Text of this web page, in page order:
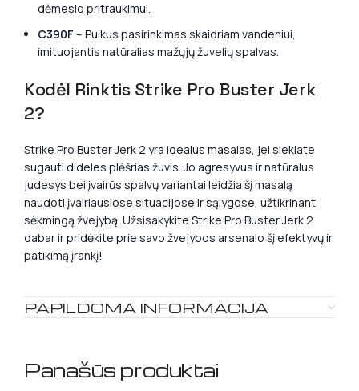
dėmesio pritraukimui.
C390F – Puikus pasirinkimas skaidriam vandeniui,
imituojantis natūralias mažųjų žuvelių spalvas.
Kodėl Rinktis Strike Pro Buster Jerk
2?
Strike Pro Buster Jerk 2 yra idealus masalas, jei siekiate
sugauti dideles plėšrias žuvis. Jo agresyvus ir natūralus
judesys bei įvairūs spalvų variantai leidžia šį masalą
naudoti įvairiausiose situacijose ir sąlygose, užtikrinant
sėkmingą žvejybą. Užsisakykite Strike Pro Buster Jerk 2
dabar ir pridėkite prie savo žvejybos arsenalo šį efektyvų ir
patikimą įrankį!
PAPILDOMA INFORMACIJA
Panašūs produktai